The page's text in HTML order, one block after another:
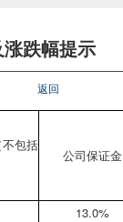
涨跌幅提示
返回
包括
公司保证金
13.0%